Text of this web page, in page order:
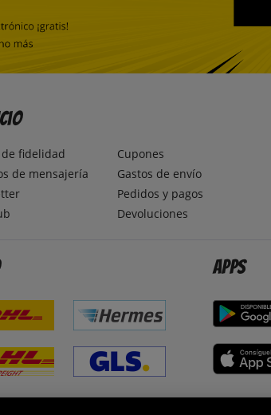
fidelidad
de mensajería
Cupones
Gastos de envío
Pedidos y pagos
Devoluciones
Apps